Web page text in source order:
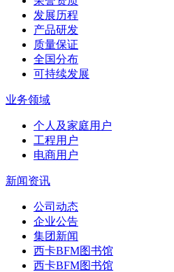
发展历程
产品研发
质量保证
全国分布
可持续发展
业务领域
个人及家庭用户
工程用户
电商用户
新闻资讯
公司动态
企业公告
集团新闻
西卡BFM图书馆
西卡BFM图书馆